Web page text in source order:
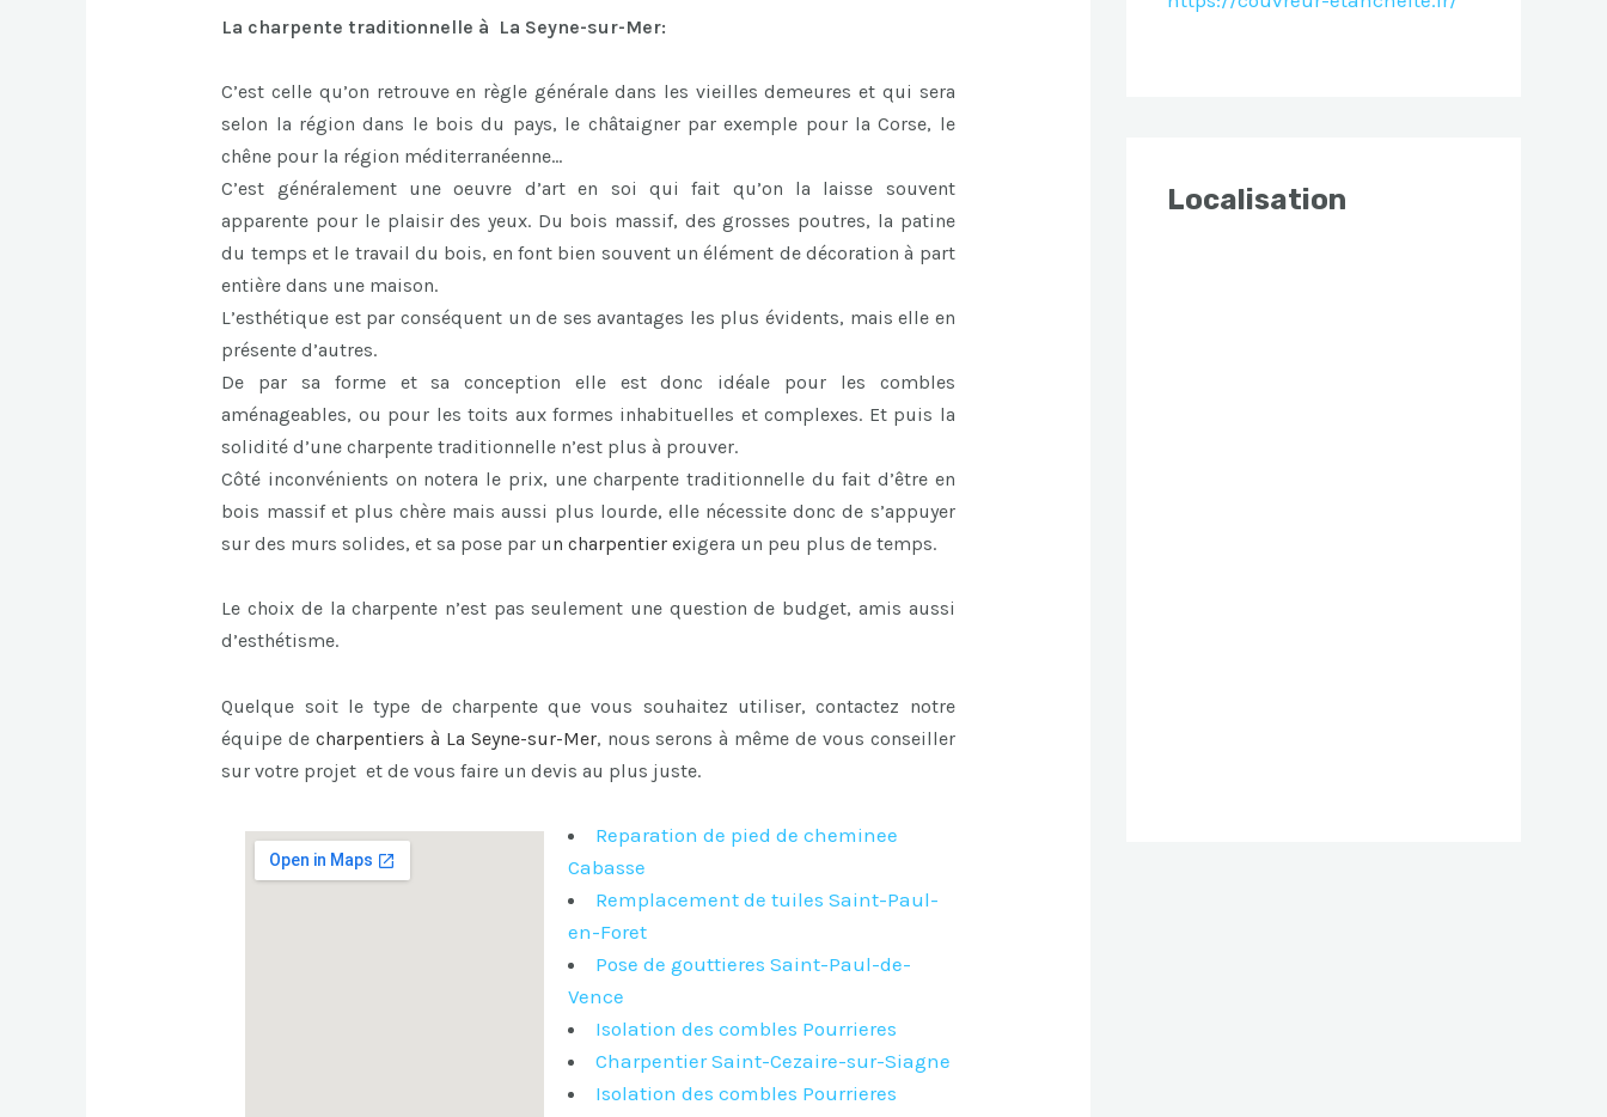
La charpente traditionnelle à La Seyne-sur-Mer:
C’est celle qu’on retrouve en règle générale dans les vieilles demeures et qui sera
selon la région dans le bois du pays, le châtaigner par exemple pour la Corse, le
chêne pour la région méditerranéenne…
C’est généralement une oeuvre d’art en soi qui fait qu’on la laisse souvent
apparente pour le plaisir des yeux. Du bois massif, des grosses poutres, la patine
du temps et le travail du bois, en font bien souvent un élément de décoration à part
entière dans une maison.
L’esthétique est par conséquent un de ses avantages les plus évidents, mais elle en
présente d’autres.
De par sa forme et sa conception elle est donc idéale pour les combles
aménageables, ou pour les toits aux formes inhabituelles et complexes. Et puis la
solidité d’une charpente traditionnelle n’est plus à prouver.
Côté inconvénients on notera le prix, une charpente traditionnelle du fait d’être en
bois massif et plus chère mais aussi plus lourde, elle nécessite donc de s’appuyer
sur des murs solides, et sa pose par uncharpentierexigera un peu plus de temps.
Le choix de la charpente n’est pas seulement une question de budget, amis aussi
d’esthétisme.
Quelque soit le type de charpente que vous souhaitez utiliser, contactez notre
équipe de charpentiers à La Seyne-sur-Mer, nous serons à même de vous conseiller
sur votre projet et de vous faire un devis au plus juste.
Reparation de pied de cheminee
Cabasse
Remplacement de tuiles Saint-Paul-
en-Foret
Pose de gouttieres Saint-Paul-de-
Vence
Isolation des combles Pourrieres
Charpentier Saint-Cezaire-sur-Siagne
Isolation des combles Pourrieres
Localisation